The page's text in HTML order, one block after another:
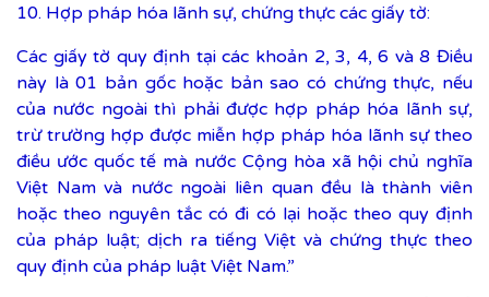
10. Hợp pháp hóa lãnh sự, chứng thực các giấy tờ:
Các giấy tờ quy định tại các khoản 2, 3, 4, 6 và 8 Điều
này là 01 bản gốc hoặc bản sao có chứng thực, nếu
của nước ngoài thì phải được hợp pháp hóa lãnh sự,
trừ trường hợp được miễn hợp pháp hóa lãnh sự theo
điều ước quốc tế mà nước Cộng hòa xã hội chủ nghĩa
Việt Nam và nước ngoài liên quan đều là thành viên
hoặc theo nguyên tắc có đi có lại hoặc theo quy định
của pháp luật; dịch ra tiếng Việt và chứng thực theo
quy định của pháp luật Việt Nam.”